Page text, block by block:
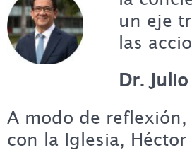
un eje
las
Dr. Julio
A modo de reflexión,
con la Iglesia,